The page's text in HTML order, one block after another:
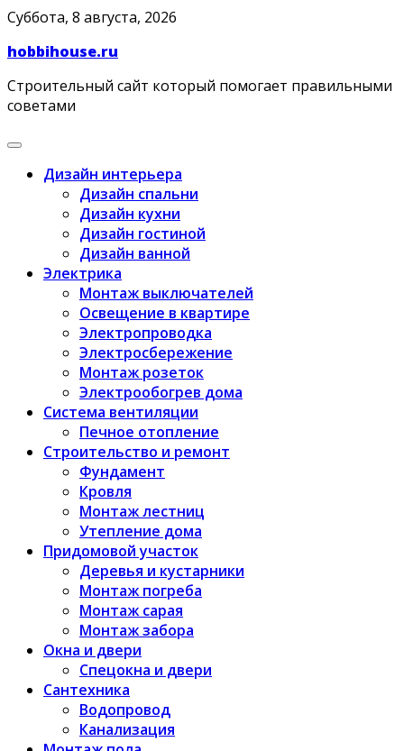
Skip
content
Суббота, 8 августа, 2026
hobbihouse.ru
Строительный сайт который помогает правильными
советами
Дизайн интерьера
Дизайн спальни
Дизайн кухни
Дизайн гостиной
Дизайн ванной
Электрика
Монтаж выключателей
Освещение в квартире
Электропроводка
Электросбережение
Монтаж розеток
Электрообогрев дома
Система вентиляции
Печное отопление
Строительство и ремонт
Фундамент
Кровля
Монтаж лестниц
Утепление дома
Придомовой участок
Деревья и кустарники
Монтаж погреба
Монтаж сарая
Монтаж забора
Окна и двери
Спецокна и двери
Сантехника
Водопровод
Канализация